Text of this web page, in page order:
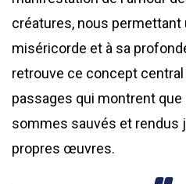
créatures, nous permettant
miséricorde et à sa
retrouve ce concept
passages qui montrent que
sommes sauvés et rendus
propres œuvres.